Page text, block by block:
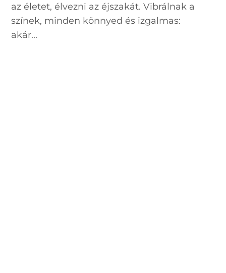
az életet, élvezni az éjszakát. Vibrálnak a
színek, minden könnyed és izgalmas:
akár...